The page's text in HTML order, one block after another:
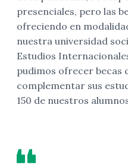
presenciales, pero las
ofreciendo en
nuestra universidad
Estudios
pudimos ofrecer becas
complementar sus
150 de nuestros